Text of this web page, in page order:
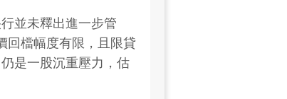
並未釋出進一步管
回檔幅度有限，且限貸
是一股沉重壓力，估